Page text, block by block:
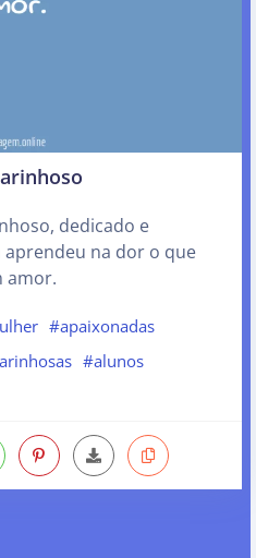
dedicado e
na dor o que
amor.
#apaixonadas
#alunos